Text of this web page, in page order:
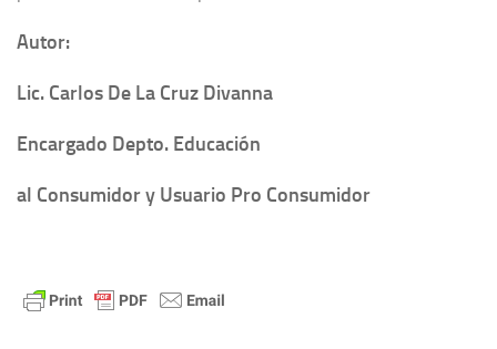
Autor:
Lic. Carlos De La Cruz Divanna
Encargado Depto. Educación
al Consumidor y Usuario Pro Consumidor